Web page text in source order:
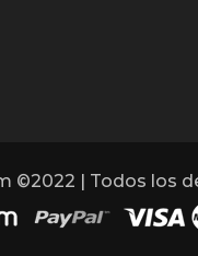
©2022 | Todos los